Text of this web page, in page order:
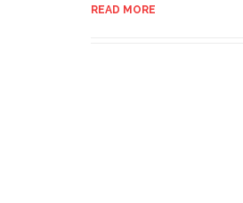
READ MORE